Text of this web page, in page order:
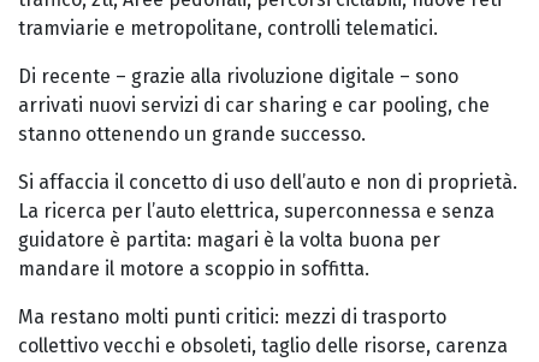
tramviarie e metropolitane, controlli telematici.
Di recente – grazie alla rivoluzione digitale – sono
arrivati nuovi servizi di car sharing e car pooling, che
stanno ottenendo un grande successo.
Si affaccia il concetto di uso dell’auto e non di proprietà.
La ricerca per l’auto elettrica, superconnessa e senza
guidatore è partita: magari è la volta buona per
mandare il motore a scoppio in soffitta.
Ma restano molti punti critici: mezzi di trasporto
collettivo vecchi e obsoleti, taglio delle risorse, carenza